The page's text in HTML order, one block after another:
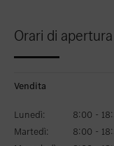
Orari di apertura
Vendita
Lunedì:
8:00 -
Martedì:
8:00 -